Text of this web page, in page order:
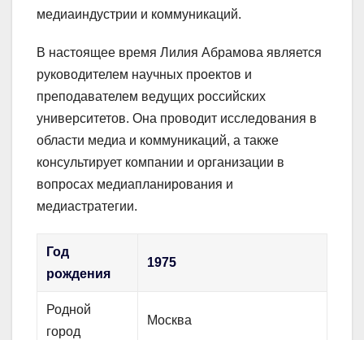
медиаиндустрии и коммуникаций.
В настоящее время Лилия Абрамова является
руководителем научных проектов и
преподавателем ведущих российских
университетов. Она проводит исследования в
области медиа и коммуникаций, а также
консультирует компании и организации в
вопросах медиапланирования и
медиастратегии.
Год
рождения
1975
Родной
город
Москва